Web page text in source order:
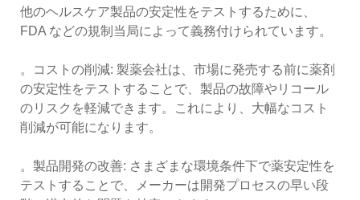
他のヘルスケア製品の安定性をテストするために、
FDA などの規制当局によって義務付けられています。
。コストの削減: 製薬会社は、市場に発売する前に薬剤
の安定性をテストすることで、製品の故障やリコール
のリスクを軽減できます。これにより、大幅なコスト
削減が可能になります。
。製品開発の改善: さまざまな環境条件下で薬安定性を
テストすることで、メーカーは開発プロセスの早い段